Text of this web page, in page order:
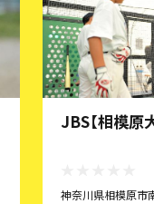
JBS【相模原
神奈川県相模原市